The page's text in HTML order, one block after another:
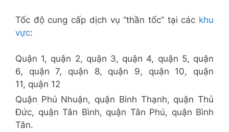
Tốc độ cung cấp dịch vụ “thần tốc” tại các khu
vực:
Quận 1, quận 2, quận 3, quận 4, quận 5, quận
6, quận 7, quận 8, quận 9, quận 10, quận
11, quận 12
Quận Phú Nhuận, quận Bình Thạnh, quận Thủ
Đức, quận Tân Bình, quận Tân Phú, quận Bình
Tân.